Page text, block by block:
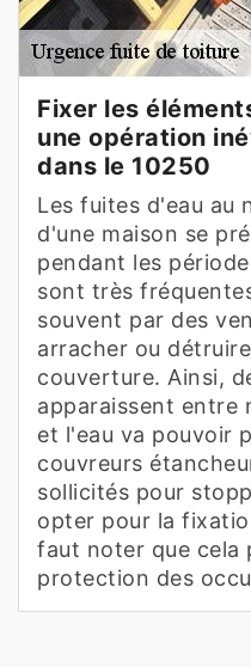
Fixer les
une opération
dans le 10250
Les fuites d'eau au
d'une maison se
pendant les
sont très
souvent par des
arracher ou
couverture. Ainsi,
apparaissent entre
et l'eau va pouvoir
couvreurs
sollicités pour
opter pour la
faut noter que cela
protection des